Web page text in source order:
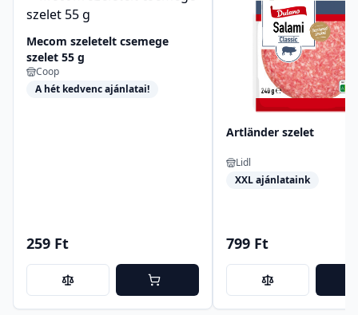
Mecom szeletelt csemege
szelet 55 g
Coop
A hét kedvenc ajánlatai!
259 Ft
Artländer szelet
Lidl
XXL ajánlataink
799 Ft